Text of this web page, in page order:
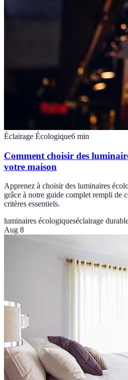
Éclairage Écologique6 min
Comment choisir des
votre maison
Apprenez à choisir des luminaires
grâce à notre guide complet rempli de
critères essentiels.
luminaires écologiqueséclairage
Aug 8